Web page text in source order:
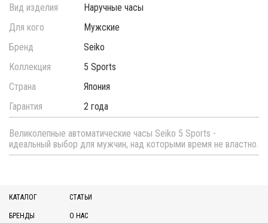
Вид изделия
Наручные часы
Для кого
Мужские
Бренд
Seiko
Коллекция
5 Sports
Страна
Япония
Гарантия
2 года
Великолепные автоматические часы Seiko 5 Sports -
идеальный выбор для мужчин, над которыми время не властно.
КАТАЛОГ
БРЕНДЫ
СТАТЬИ
О НАС